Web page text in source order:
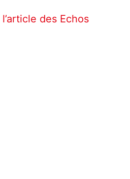
des Echos